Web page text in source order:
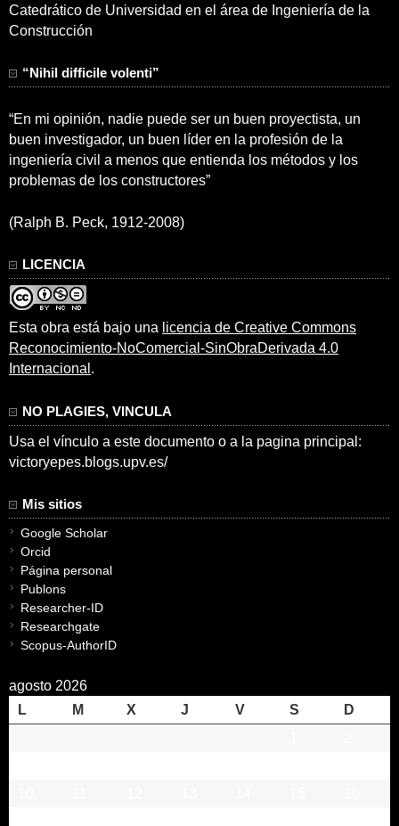
Catedrático de Universidad en el área de Ingeniería de la
Construcción
“Nihil difficile volenti”
“En mi opinión, nadie puede ser un buen proyectista, un
buen investigador, un buen líder en la profesión de la
ingeniería civil a menos que entienda los métodos y los
problemas de los constructores”
(Ralph B. Peck, 1912-2008)
LICENCIA
Esta obra está bajo una licencia de Creative Commons
Reconocimiento-NoComercial-SinObraDerivada 4.0
Internacional .
NO PLAGIES, VINCULA
Usa el vínculo a este documento o a la pagina principal:
victoryepes.blogs.upv.es/
Mis sitios
Google Scholar
Orcid
Página personal
Publons
Researcher-ID
Researchgate
Scopus-AuthorID
agosto 2026
L
M X J V S
D